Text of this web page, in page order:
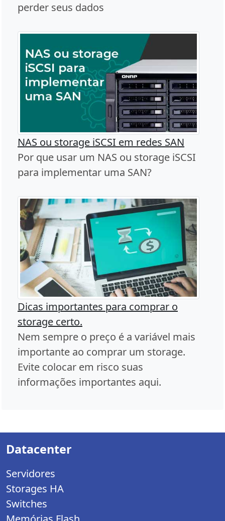
perder seus dados
NAS ou storage iSCSI em redes SAN
Por que usar um NAS ou storage iSCSI
para implementar uma SAN?
Dicas importantes para comprar o
storage certo.
Nem sempre o preço é a variável mais
importante ao comprar um storage.
Evite colocar em risco suas
informações importantes aqui.
Datacenter
Servidores
Storages HA
Switches